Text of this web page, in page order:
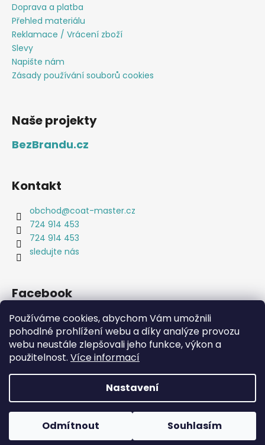
Používáme cookies, abychom Vám umožnili
pohodlné prohlížení webu a díky analýze provozu
webu neustále zlepšovali jeho funkce, výkon a
použitelnost. Více informací
Nastavení
Odmítnout Souhlasím
Doprava a platba
Přehled materiálu
Reklamace / Vrácení zboží
Slevy
Napište nám
Zásady používání souborů cookies
Naše projekty
BezBrandu.cz
Kontakt
obchod@coat-master.cz
724 914 453
724 914 453
sledujte nás
Facebook
Coat-Master.cz Doplňky ve 100% kvalitě za 10% ceny
Copyright 2026Coat-Master.cz. Všechna práva